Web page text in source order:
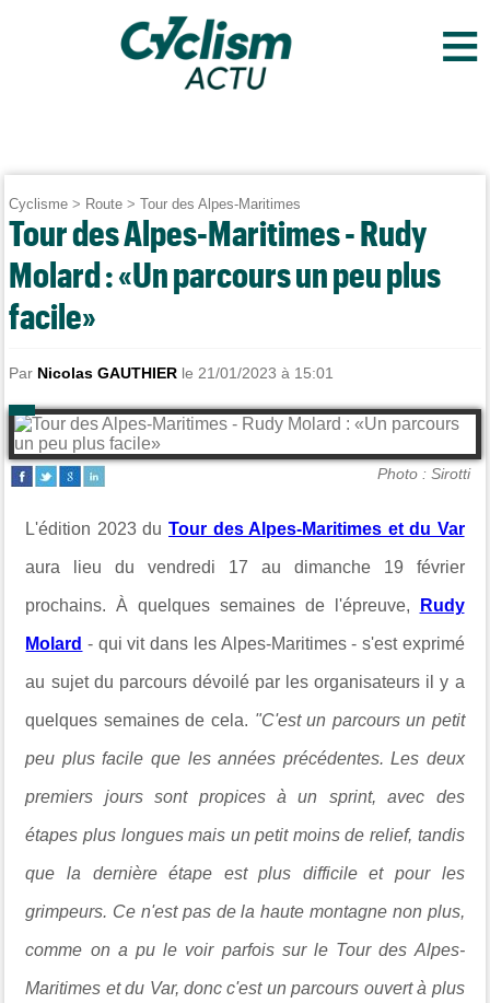
≡
Cyclisme > Route >Tour des Alpes-Maritimes
Tour des Alpes-Maritimes - Rudy
Molard : «Un parcours un peu plus
facile»
Par Nicolas GAUTHIER le 21/01/2023 à 15:01
Photo : Sirotti
L'édition 2023 du Tour des Alpes-Maritimes et du Var
aura lieu du vendredi 17 au dimanche 19 février
prochains. À quelques semaines de l'épreuve, Rudy
Molard - qui vit dans les Alpes-Maritimes - s'est exprimé
au sujet du parcours dévoilé par les organisateurs il y a
quelques semaines de cela. "C'est un parcours un petit
peu plus facile que les années précédentes. Les deux
premiers jours sont propices à un sprint, avec des
étapes plus longues mais un petit moins de relief, tandis
que la dernière étape est plus difficile et pour les
grimpeurs. Ce n'est pas de la haute montagne non plus,
comme on a pu le voir parfois sur le Tour des Alpes-
Maritimes et du Var, donc c'est un parcours ouvert à plus